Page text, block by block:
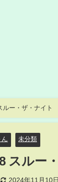
ルー・ザ・ナイト
ん 未分類
スルー
2024年11月10日